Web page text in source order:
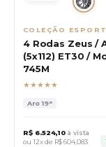
COLEÇÃO
4 Rodas Zeus /
(5x112) ET30 /
745M
★★★★★
Aro19"
R$ 6.524,10 à vista
ou 12x de R$604,083